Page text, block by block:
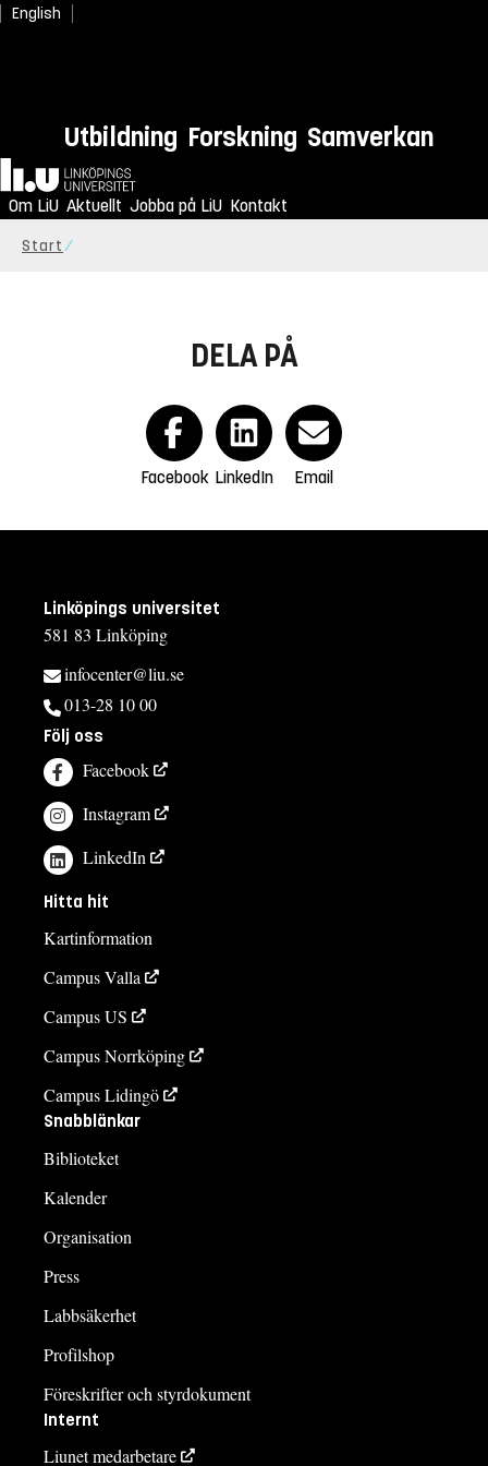
English
Utbildning Forskning Samverkan
Hem
Om LiU Aktuellt Jobba på LiU Kontakt
Start
DELA PÅ
Facebook LinkedIn Email
Linköpings universitet
581 83 Linköping
infocenter@liu.se
013-28 10 00
Följ oss
Facebook
Instagram
LinkedIn
Hitta hit
Kartinformation
Campus Valla
Campus US
Campus Norrköping
Campus Lidingö
Snabblänkar
Biblioteket
Kalender
Organisation
Press
Labbsäkerhet
Profilshop
Föreskrifter och styrdokument
Internt
Liunet medarbetare